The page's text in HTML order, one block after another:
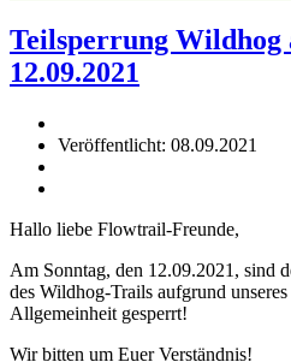
Teilsperrung Wildhog
12.09.2021
Veröffentlicht: 08.09.2021
Hallo liebe Flowtrail-Freunde,
Am Sonntag, den 12.09.2021, sind
des Wildhog-Trails aufgrund
Allgemeinheit gesperrt!
Wir bitten um Euer Verständnis!